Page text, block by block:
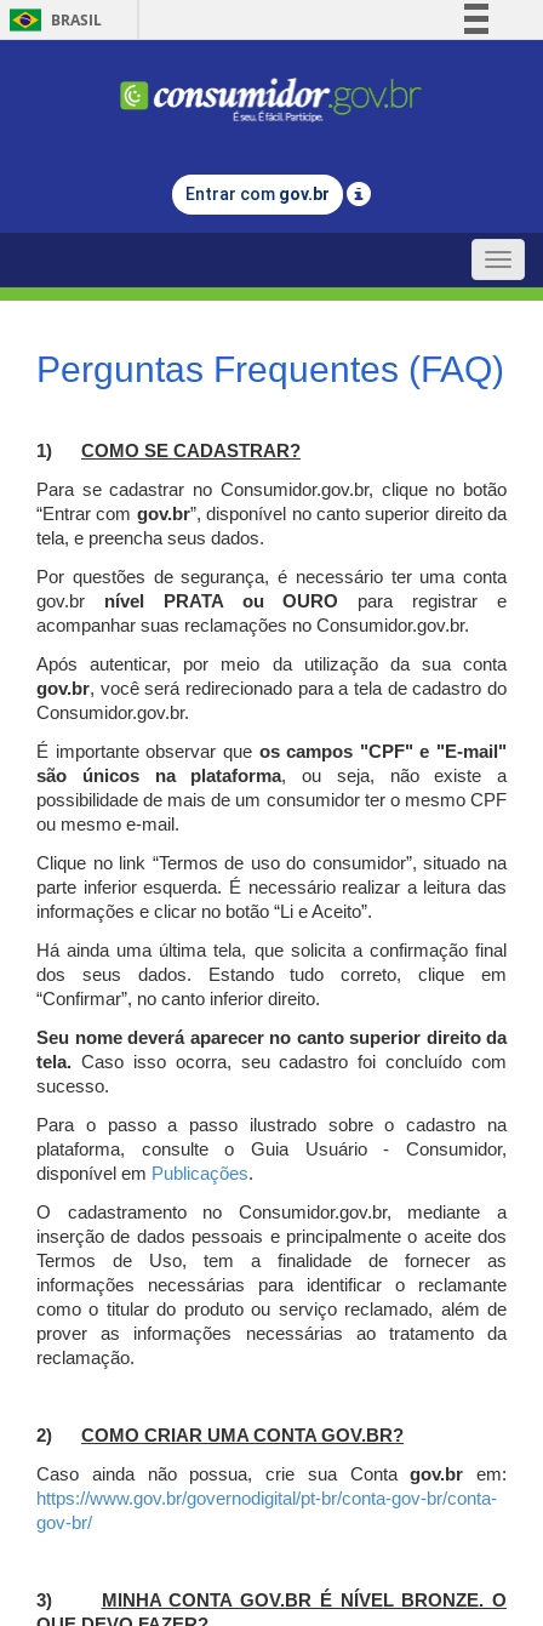
BRASIL
Comunica BR
Legislação
Entrar com gov.br
Toggle
Perguntas Frequentes (FAQ)
1) COMO SE CADASTRAR?
Para se cadastrar no Consumidor.gov.br, clique no botão
“Entrar com gov.br”, disponível no canto superior direito da
tela, e preencha seus dados.
Por questões de segurança, é necessário ter uma conta
gov.br nível PRATA ou OURO para registrar e
acompanhar suas reclamações no Consumidor.gov.br.
Após autenticar, por meio da utilização da sua conta
gov.br, você será redirecionado para a tela de cadastro do
Consumidor.gov.br.
É importante observar que os campos "CPF" e "E-mail"
são únicos na plataforma, ou seja, não existe a
possibilidade de mais de um consumidor ter o mesmo CPF
ou mesmo e-mail.
Clique no link “Termos de uso do consumidor”, situado na
parte inferior esquerda. É necessário realizar a leitura das
informações e clicar no botão “Li e Aceito”.
Há ainda uma última tela, que solicita a confirmação final
dos seus dados. Estando tudo correto, clique em
“Confirmar”, no canto inferior direito.
Seu nome deverá aparecer no canto superior direito da
tela. Caso isso ocorra, seu cadastro foi concluído com
sucesso.
Para o passo a passo ilustrado sobre o cadastro na
plataforma, consulte o Guia Usuário - Consumidor,
disponível em Publicações.
O cadastramento no Consumidor.gov.br, mediante a
inserção de dados pessoais e principalmente o aceite dos
Termos de Uso, tem a finalidade de fornecer as
informações necessárias para identificar o reclamante
como o titular do produto ou serviço reclamado, além de
prover as informações necessárias ao tratamento da
reclamação.
2) COMO CRIAR UMA CONTA GOV.BR?
Caso ainda não possua, crie sua Contagov.br em:
https://www.gov.br/governodigital/pt-br/conta-gov-br/conta-
gov-br/
3)
MINHA CONTA GOV.BR É NÍVEL BRONZE. O